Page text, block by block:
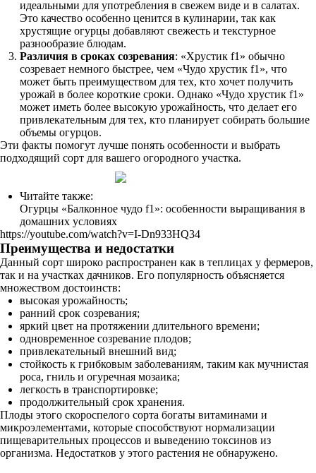
идеальными для употребления в свежем виде и в салатах.
Это качество особенно ценится в кулинарии, так как
хрустящие огурцы добавляют свежесть и текстурное
разнообразие блюдам.
Различия в сроках созревания: «Хрустик f1» обычно
созревает немного быстрее, чем «Чудо хрустик f1», что
может быть преимуществом для тех, кто хочет получить
урожай в более короткие сроки. Однако «Чудо хрустик f1»
может иметь более высокую урожайность, что делает его
привлекательным для тех, кто планирует собирать большие
объемы огурцов.
Эти факты помогут лучше понять особенности и выбрать
подходящий сорт для вашего огородного участка.
Читайте также:
Огурцы «Балконное чудо f1»: особенности выращивания в
домашних условиях
https://youtube.com/watch?v=I-Dn933HQ34
Преимущества и недостатки
Данный сорт широко распространен как в теплицах у фермеров,
так и на участках дачников. Его популярность объясняется
множеством достоинств:
высокая урожайность;
ранний срок созревания;
яркий цвет на протяжении длительного времени;
одновременное созревание плодов;
привлекательный внешний вид;
стойкость к грибковым заболеваниям, таким как мучнистая
роса, гниль и огуречная мозаика;
легкость в транспортировке;
продолжительный срок хранения.
Плоды этого скороспелого сорта богаты витаминами и
микроэлементами, которые способствуют нормализации
пищеварительных процессов и выведению токсинов из
организма. Недостатков у этого растения не обнаружено.